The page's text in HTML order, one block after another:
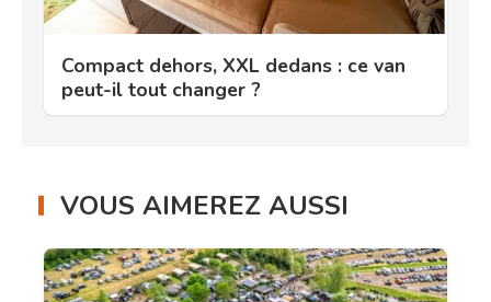
Compact dehors, XXL dedans : ce van
peut-il tout changer ?
VOUS AIMEREZ AUSSI